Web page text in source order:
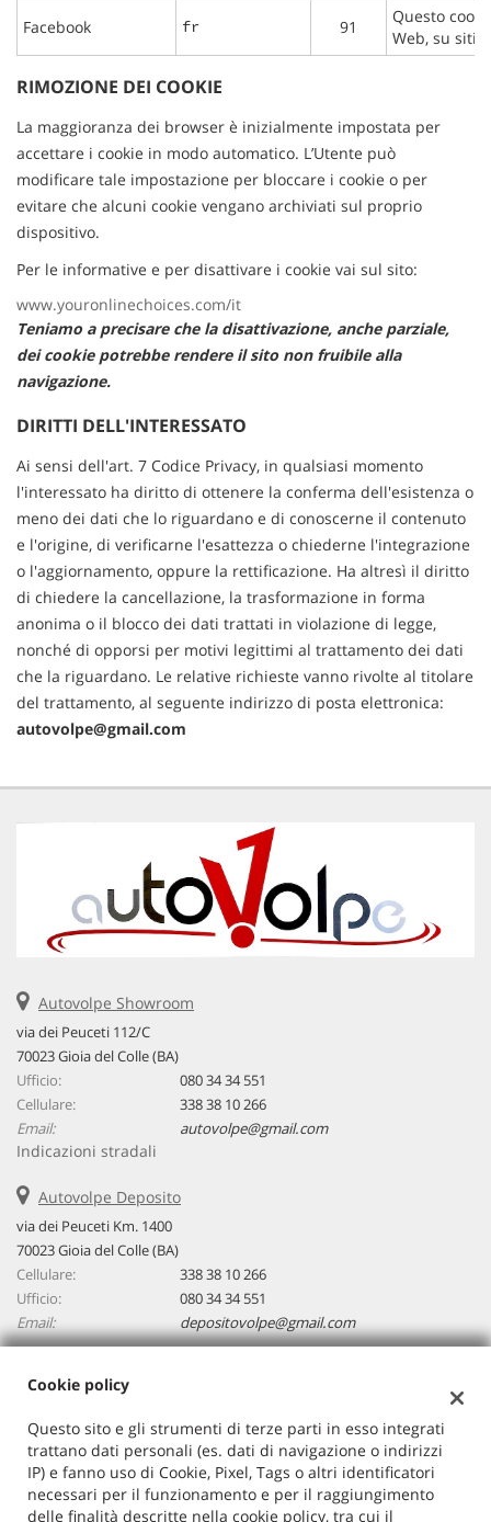
Facebook fr 91
Questo
Web, su siti
RIMOZIONE DEI COOKIE
La maggioranza dei browser è inizialmente impostata per
accettare i cookie in modo automatico. L’Utente può
modificare tale impostazione per bloccare i cookie o per
evitare che alcuni cookie vengano archiviati sul proprio
dispositivo.
Per le informative e per disattivare i cookie vai sul sito:
www.youronlinechoices.com/it
Teniamo a precisare che la disattivazione, anche parziale,
dei cookie potrebbe rendere il sito non fruibile alla
navigazione.
DIRITTI DELL'INTERESSATO
Ai sensi dell'art. 7 Codice Privacy, in qualsiasi momento
l'interessato ha diritto di ottenere la conferma dell'esistenza o
meno dei dati che lo riguardano e di conoscerne il contenuto
e l'origine, di verificarne l'esattezza o chiederne l'integrazione
o l'aggiornamento, oppure la rettificazione. Ha altresì il diritto
di chiedere la cancellazione, la trasformazione in forma
anonima o il blocco dei dati trattati in violazione di legge,
nonché di opporsi per motivi legittimi al trattamento dei dati
che la riguardano. Le relative richieste vanno rivolte al titolare
del trattamento, al seguente indirizzo di posta elettronica:
autovolpe@gmail.com
Autovolpe Showroom
via dei Peuceti 112/C
70023 Gioia del Colle (BA)
Ufficio:
080 34 34 551
Cellulare:
338 38 10 266
Email:
autovolpe@gmail.com
Indicazioni stradali
Autovolpe Deposito
via dei Peuceti Km. 1400
70023 Gioia del Colle (BA)
Cellulare:
338 38 10 266
Ufficio:
080 34 34 551
Email:
depositovolpe@gmail.com
Volpe Srl
Via dei Peuceti 112/C - 70023 - Gioia del Colle
C.F/P.IVA:07103010729
Registro delle imprese:BA
Cookie policy
Questo sito e gli strumenti di terze parti in esso integrati
trattano dati personali (es. dati di navigazione o indirizzi
IP) e fanno uso di Cookie, Pixel, Tags o altri identificatori
necessari per il funzionamento e per il raggiungimento
delle finalità descritte nella cookie policy, tra cui il